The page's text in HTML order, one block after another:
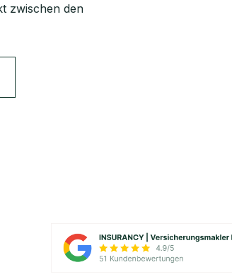
zwischen den